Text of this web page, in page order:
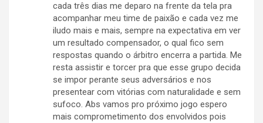
cada três dias me deparo na frente da tela pra
acompanhar meu time de paixão e cada vez me
iludo mais e mais, sempre na expectativa em ver
um resultado compensador, o qual fico sem
respostas quando o árbitro encerra a partida. Me
resta assistir e torcer pra que esse grupo decida
se impor perante seus adversários e nos
presentear com vitórias com naturalidade e sem
sufoco. Abs vamos pro próximo jogo espero
mais comprometimento dos envolvidos pois